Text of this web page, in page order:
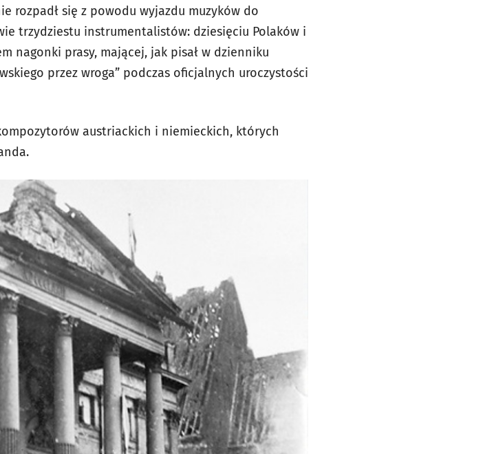
rozpadł się z powodu wyjazdu muzyków do
trzydziestu instrumentalistów: dziesięciu Polaków i
nagonki prasy, mającej, jak pisał w dzienniku
przez wroga” podczas oficjalnych uroczystości
austriackich i niemieckich, których